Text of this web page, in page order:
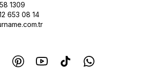
1309
653 08 14